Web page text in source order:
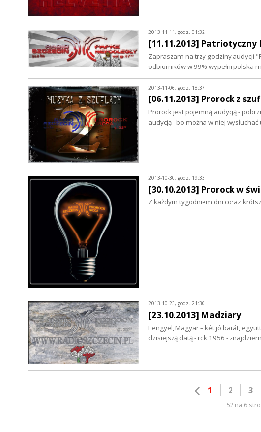
2013-11-11, godz. 01:32
[11.11.2013] Patriotyczny
Zapraszam na trzy godziny audycji
odbiorników w 99% wypełni polska
2013-11-06, godz. 18:37
[06.11.2013] Prorock z
Prorock jest pojemną audycją -
audycją - bo można w niej
2013-10-30, godz. 19:33
[30.10.2013] Prorock w
Z każdym tygodniem dni coraz
2013-10-23, godz. 21:30
[23.10.2013] Madziary
Lengyel, Magyar – két jó barát,
dzisiejszą datą - rok 1956 -
1 2 3
52 na 6